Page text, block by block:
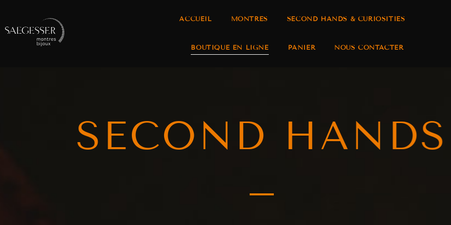
ACCUEIL MONTRES SECOND HANDS & CURIOSITIES
BOUTIQUE EN LIGNE PANIER NOUS CONTACTER
SECOND HANDS